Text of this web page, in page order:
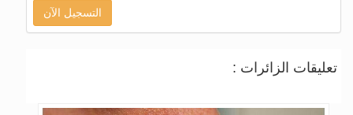
التسجيل الآن
تعليقات الزائرات :